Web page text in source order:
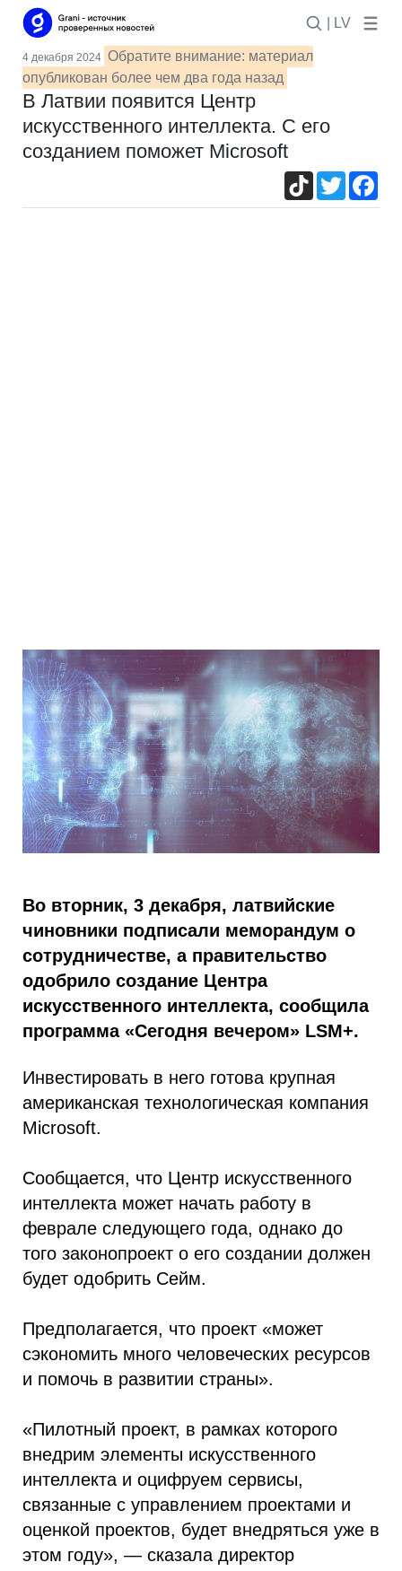
| LV
4 декабря 2024 Обратите внимание: материал
опубликован более чем два года назад
В Латвии появится Центр
искусственного интеллекта. С его
созданием поможет Microsoft
TikTokTwitter
Во вторник, 3 декабря, латвийские
чиновники подписали меморандум о
сотрудничестве, а правительство
одобрило создание Центра
искусственного интеллекта, сообщила
программа «Сегодня вечером» LSM+.
Инвестировать в него готова крупная
американская технологическая компания
Microsoft.
Сообщается, что Центр искусственного
интеллекта может начать работу в
феврале следующего года, однако до
того законопроект о его создании должен
будет одобрить Сейм.
Предполагается, что проект «может
сэкономить много человеческих ресурсов
и помочь в развитии страны».
«Пилотный проект, в рамках которого
внедрим элементы искусственного
интеллекта и оцифруем сервисы,
связанные с управлением проектами и
оценкой проектов, будет внедряться уже в
этом году», — сказала директор